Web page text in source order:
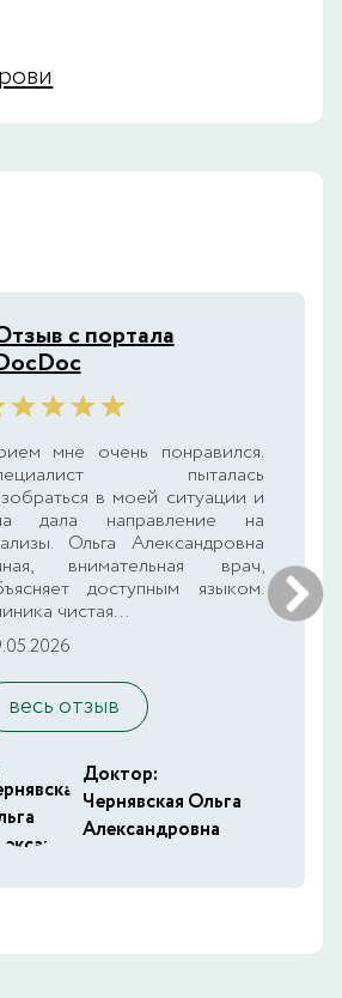
с портала
мне очень понравился.
пыталась
в моей ситуации и
дала направление на
Ольга Александровна
внимательная врач,
доступным языком.
чистая...
весь отзыв
Доктор:
Чернявская Ольга
Александровна